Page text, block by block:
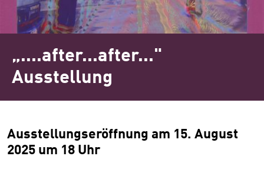
„....after...after..."
Ausstellung
Ausstellungseröffnung am 15. August
2025 um 18 Uhr